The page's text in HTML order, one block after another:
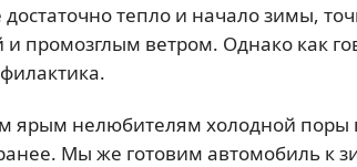
тепло и начало зимы,
промозглым ветром. Однако как
ярым нелюбителям холодной поры
Мы же готовим автомобиль к